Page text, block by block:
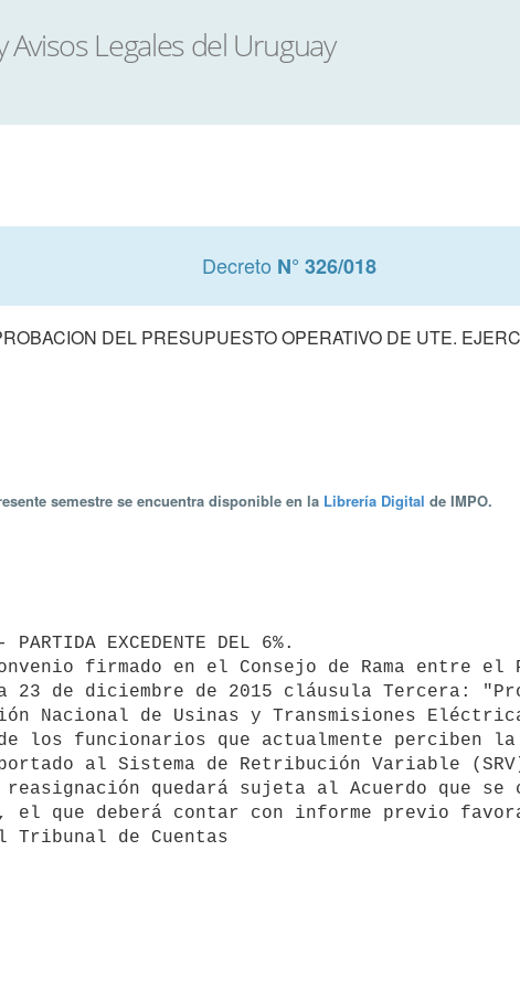
Decreto N° 326/018
DEL PRESUPUESTO OPERATIVO DE UTE.
semestre se encuentra disponible en la Librería Digital de IMPO.
23 de diciembre de 2015 cláusula Tercera:
Nacional de Usinas y Transmisiones
los funcionarios que actualmente perciben la
al Sistema de Retribución Variable
el que deberá contar con informe previo